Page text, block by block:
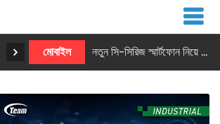
মোবাইল নতুন সি-সিরিজ স্মার্টফোন নিয়ে আসছে রিয়েলমি